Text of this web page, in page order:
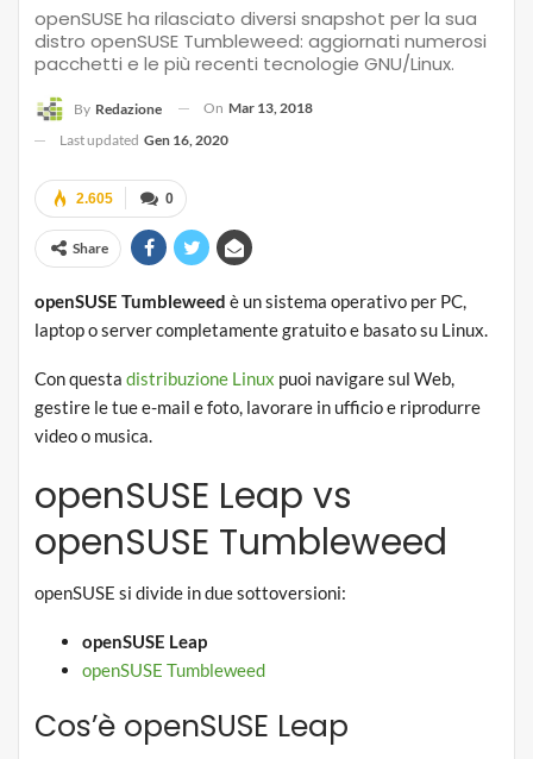
openSUSE ha rilasciato diversi snapshot per la sua
distro openSUSE Tumbleweed: aggiornati numerosi
pacchetti e le più recenti tecnologie GNU/Linux.
By Redazione On Mar 13, 2018
Last updated Gen 16, 2020
0
2.605
Share
openSUSE Tumbleweed è un sistema operativo per PC,
laptop o server completamente gratuito e basato su Linux.
Con questa distribuzione Linux puoi navigare sul Web,
gestire le tue e-mail e foto, lavorare in ufficio e riprodurre
video o musica.
openSUSE Leap vs
openSUSE Tumbleweed
openSUSE si divide in due sottoversioni:
openSUSE Leap
openSUSE Tumbleweed
Cos’è openSUSE Leap